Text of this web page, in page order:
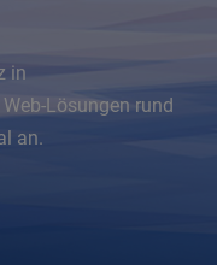
in
Lösungen rund
an.